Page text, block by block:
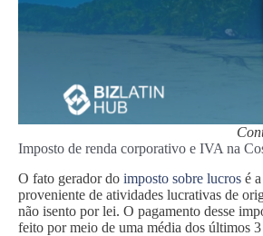
Imposto de renda corporativo e IVA na
O fato gerador do imposto sobre lucros é
proveniente de atividades lucrativas de
não isento por lei. O pagamento desse
feito por meio de uma média dos últimos